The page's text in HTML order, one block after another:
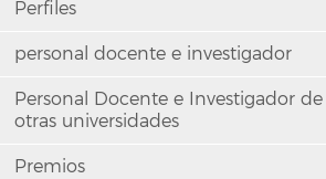
Perfiles
personal docente e investigador
Personal Docente e Investigador de
otras universidades
Premios